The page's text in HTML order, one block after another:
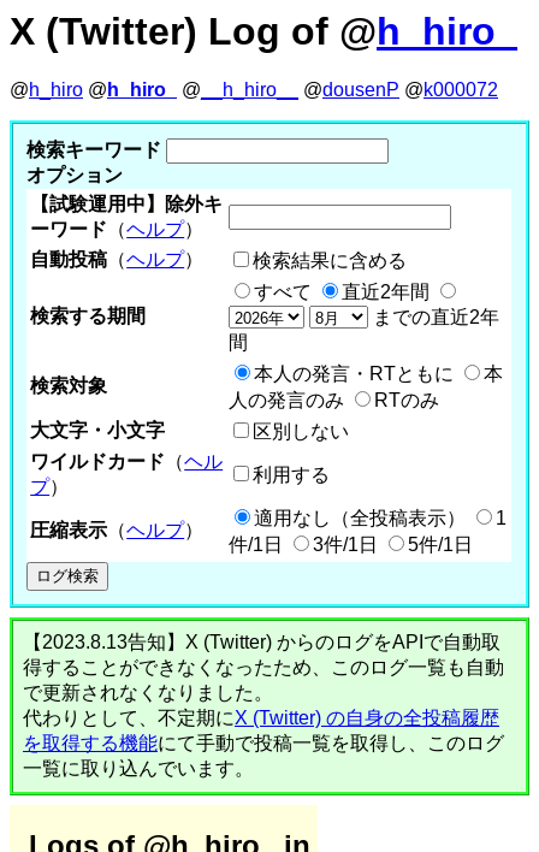
X (Twitter) Log of @h_hiro_
@h_hiro @ h_hiro_ @ __h_hiro__ @dousenP @k000072
検索キーワード
オプション
【試験運用中】除外キ
ーワード （ヘルプ）
自動投稿 （ヘルプ） 検索結果に含める
検索する期間
すべて
直近2年間
までの直近2年
間
検索対象
本人の発言・RTともに
本
人の発言のみ
RTのみ
大文字・小文字
区別しない
ワイルドカード （ヘル
プ）
利用する
圧縮表示 （ヘルプ）
適用なし（全投稿表示）
1
件/1日
3件/1日 5件/1日
【2023.8.13告知】X (Twitter) からのログをAPIで自動取
得することができなくなったため、このログ一覧も自動
で更新されなくなりました。
代わりとして、不定期にX (Twitter) の自身の全投稿履歴
を取得する機能にて手動で投稿一覧を取得し、このログ
一覧に取り込んでいます。
Logs of @h_hiro_ in